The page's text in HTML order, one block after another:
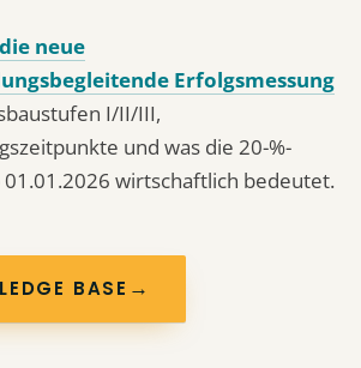
neue
Erfolgsmessung
I/II/III,
und was die 20-%-
01.01.2026 wirtschaftlich bedeutet.
BASE →